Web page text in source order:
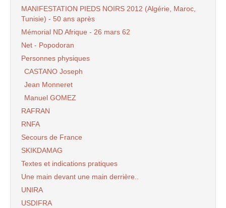
MANIFESTATION PIEDS NOIRS 2012 (Algérie, Maroc,
Tunisie) - 50 ans après
Mémorial ND Afrique - 26 mars 62
Net - Popodoran
Personnes physiques
CASTANO Joseph
Jean Monneret
Manuel GOMEZ
RAFRAN
RNFA
Secours de France
SKIKDAMAG
Textes et indications pratiques
Une main devant une main derrière..
UNIRA
USDIFRA